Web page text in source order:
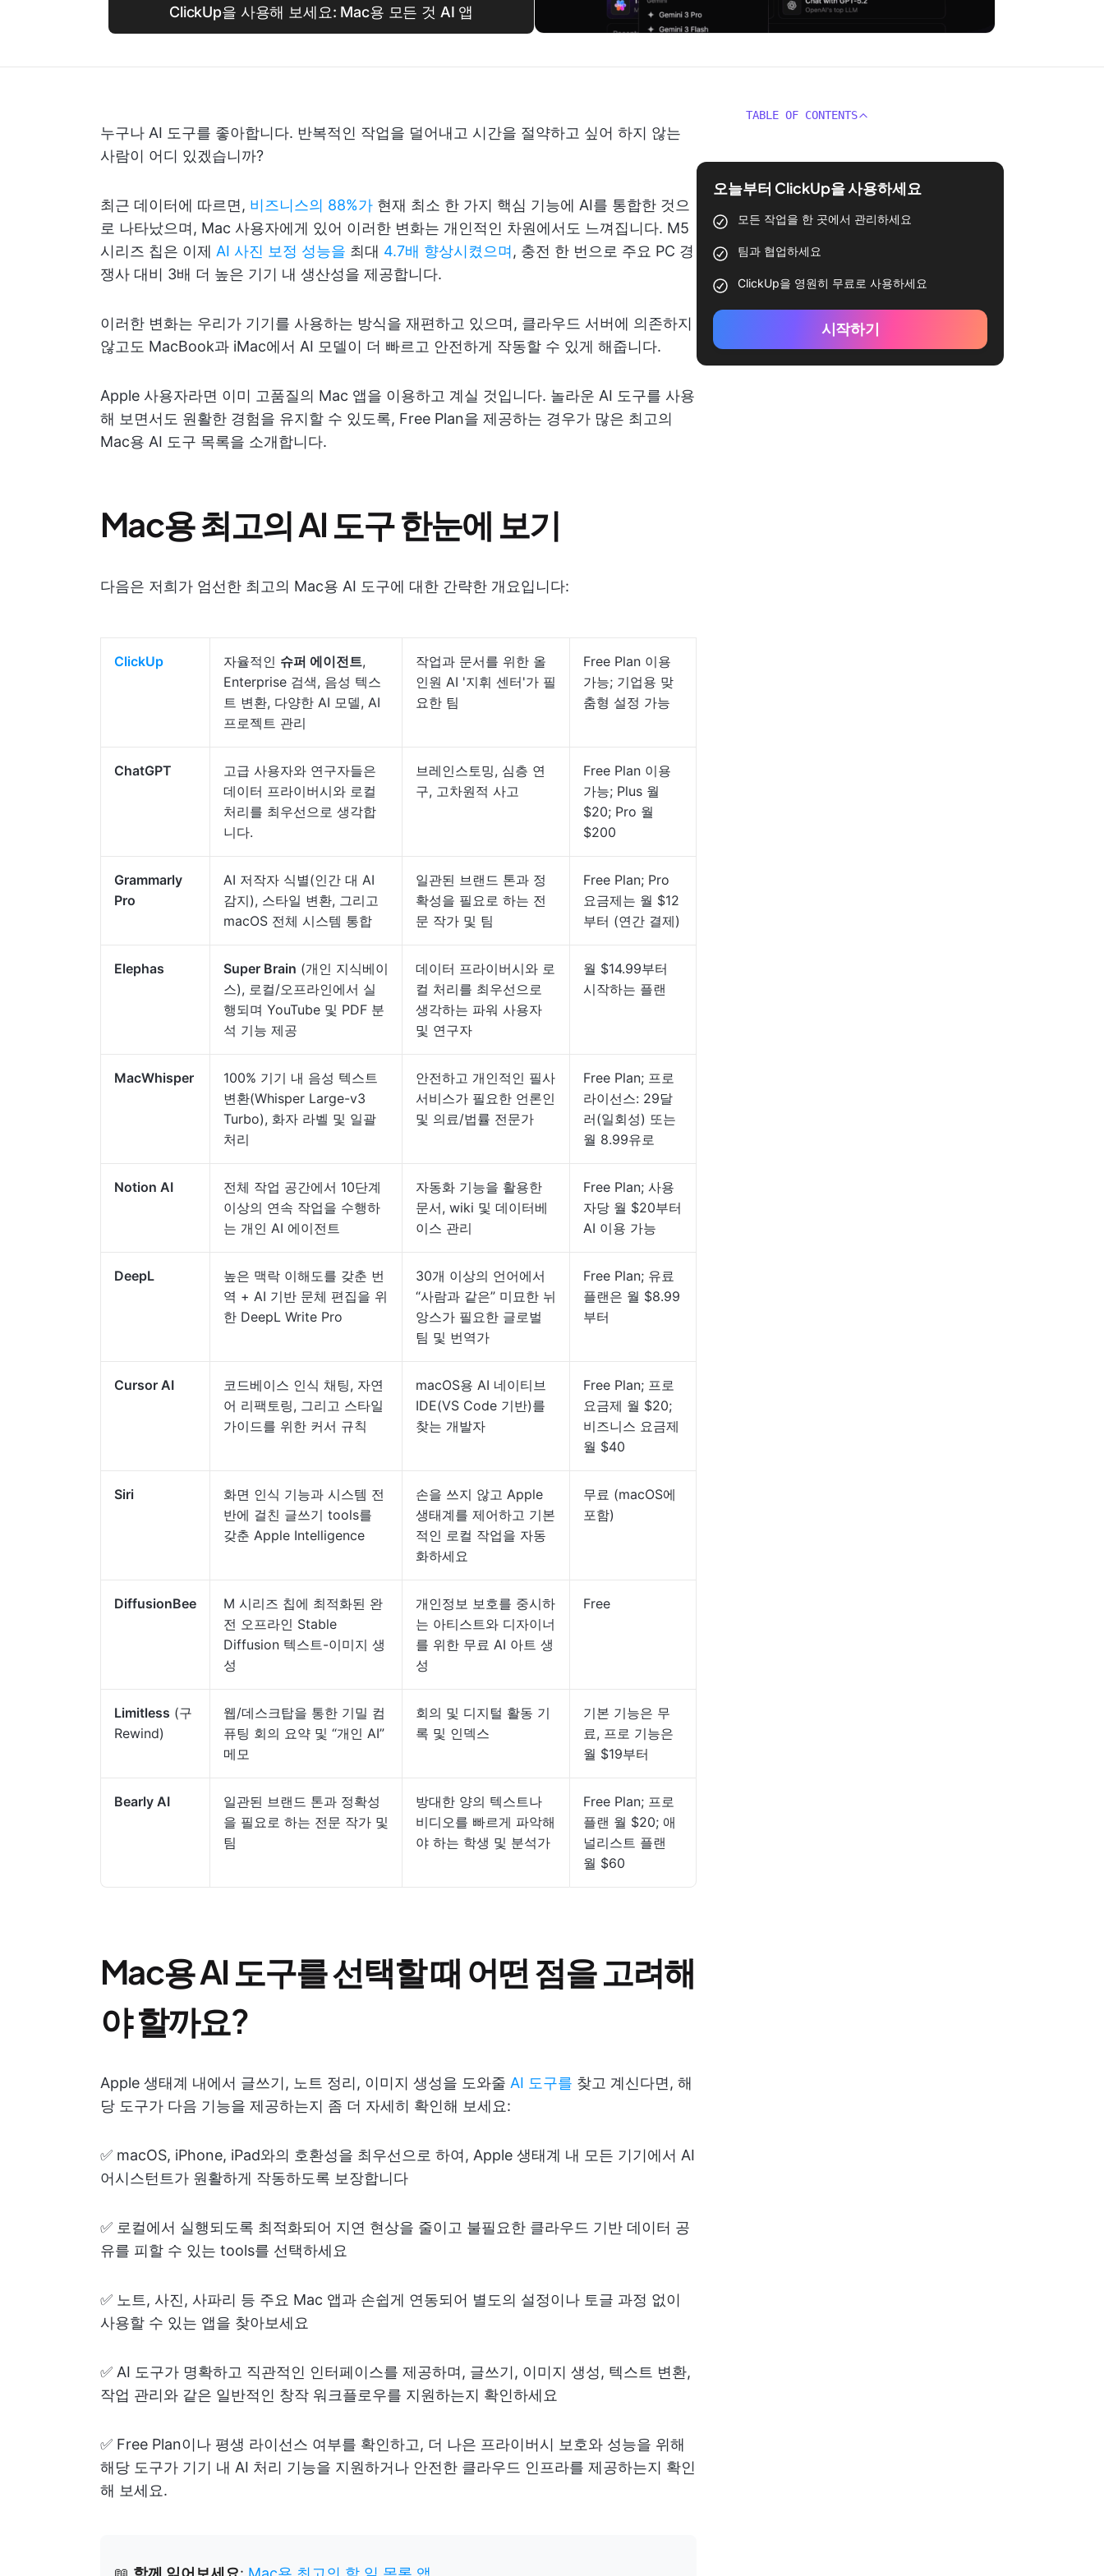
ClickUp을 사용해 보세요: Mac용 모든 것 AI 앱
누구나 AI 도구를 좋아합니다. 반복적인 작업을 덜어내고 시간을 절약하고 싶어 하지 않는
사람이 어디 있겠습니까?
최근 데이터에 따르면, 비즈니스의 88%가 현재 최소 한 가지 핵심 기능에 AI를 통합한 것으
로 나타났으며, Mac 사용자에게 있어 이러한 변화는 개인적인 차원에서도 느껴집니다. M5
시리즈 칩은 이제 AI 사진 보정 성능을 최대 4.7배 향상시켰으며 , 충전 한 번으로 주요 PC 경
쟁사 대비 3배 더 높은 기기 내 생산성을 제공합니다.
이러한 변화는 우리가 기기를 사용하는 방식을 재편하고 있으며, 클라우드 서버에 의존하지
않고도 MacBook과 iMac에서 AI 모델이 더 빠르고 안전하게 작동할 수 있게 해줍니다.
Apple 사용자라면 이미 고품질의 Mac 앱을 이용하고 계실 것입니다. 놀라운 AI 도구를 사용
해 보면서도 원활한 경험을 유지할 수 있도록, Free Plan을 제공하는 경우가 많은 최고의
Mac용 AI 도구 목록을 소개합니다.
Mac용 최고의 AI 도구 한눈에 보기
다음은 저희가 엄선한 최고의 Mac용 AI 도구에 대한 간략한 개요입니다:
ClickUp 자율적인 슈퍼 에이전트,
Enterprise 검색, 음성 텍스
트 변환, 다양한 AI 모델, AI
프로젝트 관리
작업과 문서를 위한 올
인원 AI '지휘 센터'가 필
요한 팀
Free Plan 이용
가능; 기업용 맞
춤형 설정 가능
ChatGPT
고급 사용자와 연구자들은
데이터 프라이버시와 로컬
처리를 최우선으로 생각합
니다.
브레인스토밍, 심층 연
구, 고차원적 사고
Free Plan 이용
가능; Plus 월
$20; Pro 월
$200
Grammarly
Pro
AI 저작자 식별(인간 대 AI
감지), 스타일 변환, 그리고
macOS 전체 시스템 통합
일관된 브랜드 톤과 정
확성을 필요로 하는 전
문 작가 및 팀
Free Plan; Pro
요금제는 월 $12
부터 (연간 결제)
Elephas Super Brain (개인 지식베이
스), 로컬/오프라인에서 실
행되며 YouTube 및 PDF 분
석 기능 제공
데이터 프라이버시와 로
컬 처리를 최우선으로
생각하는 파워 사용자
및 연구자
월 $14.99부터
시작하는 플랜
MacWhisper
100% 기기 내 음성 텍스트
변환(Whisper Large-v3
Turbo), 화자 라벨 및 일괄
처리
안전하고 개인적인 필사
서비스가 필요한 언론인
및 의료/법률 전문가
Free Plan; 프로
라이선스: 29달
러(일회성) 또는
월 8.99유로
Notion AI
전체 작업 공간에서 10단계
이상의 연속 작업을 수행하
는 개인 AI 에이전트
자동화 기능을 활용한
문서, wiki 및 데이터베
이스 관리
Free Plan; 사용
자당 월 $20부터
AI 이용 가능
DeepL
높은 맥락 이해도를 갖춘 번
역 + AI 기반 문체 편집을 위
한 DeepL Write Pro
30개 이상의 언어에서
“사람과 같은” 미묘한 뉘
앙스가 필요한 글로벌
팀 및 번역가
Free Plan; 유료
플랜은 월 $8.99
부터
Cursor AI
코드베이스 인식 채팅, 자연
어 리팩토링, 그리고 스타일
가이드를 위한 커서 규칙
macOS용 AI 네이티브
IDE(VS Code 기반)를
찾는 개발자
Free Plan; 프로
요금제 월 $20;
비즈니스 요금제
월 $40
Siri
화면 인식 기능과 시스템 전
반에 걸친 글쓰기 tools를
갖춘 Apple Intelligence
손을 쓰지 않고 Apple
생태계를 제어하고 기본
적인 로컬 작업을 자동
화하세요
무료 (macOS에
포함)
DiffusionBee
M 시리즈 칩에 최적화된 완
전 오프라인 Stable
Diffusion 텍스트-이미지 생
성
개인정보 보호를 중시하
는 아티스트와 디자이너
를 위한 무료 AI 아트 생
성
Free
Limitless (구
Rewind)
웹/데스크탑을 통한 기밀 컴
퓨팅 회의 요약 및 “개인 AI”
메모
회의 및 디지털 활동 기
록 및 인덱스
기본 기능은 무
료, 프로 기능은
월 $19부터
Bearly AI
일관된 브랜드 톤과 정확성
을 필요로 하는 전문 작가 및
팀
방대한 양의 텍스트나
비디오를 빠르게 파악해
야 하는 학생 및 분석가
Free Plan; 프로
플랜 월 $20; 애
널리스트 플랜
월 $60
Mac용 AI 도구를 선택할 때 어떤 점을 고려해
야 할까요?
Apple 생태계 내에서 글쓰기, 노트 정리, 이미지 생성을 도와줄 AI 도구를 찾고 계신다면, 해
당 도구가 다음 기능을 제공하는지 좀 더 자세히 확인해 보세요:
✅ macOS, iPhone, iPad와의 호환성을 최우선으로 하여, Apple 생태계 내 모든 기기에서 AI
어시스턴트가 원활하게 작동하도록 보장합니다
✅ 로컬에서 실행되도록 최적화되어 지연 현상을 줄이고 불필요한 클라우드 기반 데이터 공
유를 피할 수 있는 tools를 선택하세요
✅ 노트, 사진, 사파리 등 주요 Mac 앱과 손쉽게 연동되어 별도의 설정이나 토글 과정 없이
사용할 수 있는 앱을 찾아보세요
✅ AI 도구가 명확하고 직관적인 인터페이스를 제공하며, 글쓰기, 이미지 생성, 텍스트 변환,
작업 관리와 같은 일반적인 창작 워크플로우를 지원하는지 확인하세요
✅ Free Plan이나 평생 라이선스 여부를 확인하고, 더 나은 프라이버시 보호와 성능을 위해
해당 도구가 기기 내 AI 처리 기능을 지원하거나 안전한 클라우드 인프라를 제공하는지 확인
해 보세요.
TABLE OF CONTENTS
오늘부터 ClickUp을 사용하세요
모든 작업을 한 곳에서 관리하세요
팀과 협업하세요
ClickUp을 영원히 무료로 사용하세요
시작하기